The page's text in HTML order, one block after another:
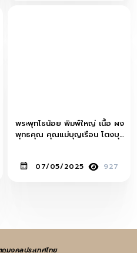
พระพุทโธน้อย พิมพ์ใหญ่ เนื้อ ผง
พุทธคุณ คุณแม่บุญเรือน โตงบุญ
07/05/2025 927
มงคลประเทศไทย